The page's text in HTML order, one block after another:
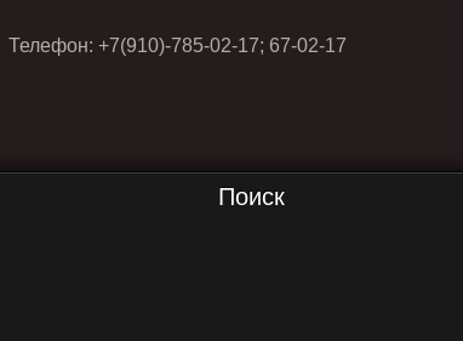
+7(910)-785-02-17; 67-02-17
Поиск